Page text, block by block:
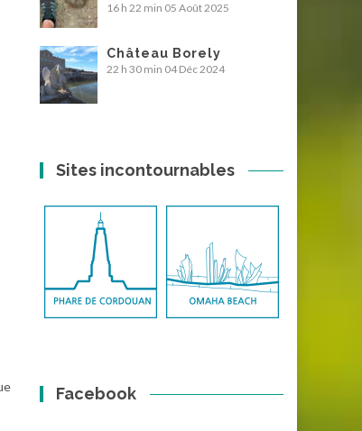
16 h 22 min 05 Août 2025
Château Borely
22 h 30 min 04 Déc 2024
Sites incontournables
Facebook